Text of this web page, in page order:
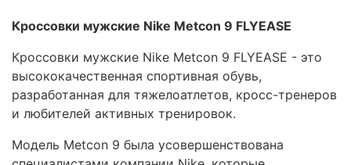
Кроссовки мужские Nike Metcon 9 FLYEASE
Кроссовки мужские Nike Metcon 9 FLYEASE - это
высококачественная спортивная обувь,
разработанная для тяжелоатлетов, кросс-тренеров
и любителей активных тренировок.
Модель Metcon 9 была усовершенствована